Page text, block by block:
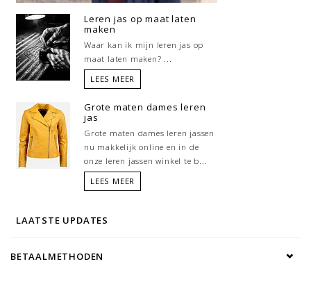
Leren jas op maat laten
maken
Waar kan ik mijn leren jas op
maat laten maken? ...
LEES MEER
Grote maten dames leren
jas
Grote maten dames leren jassen
nu makkelijk online en in de
onze leren jassen winkel te b...
LEES MEER
LAATSTE UPDATES
BETAALMETHODEN